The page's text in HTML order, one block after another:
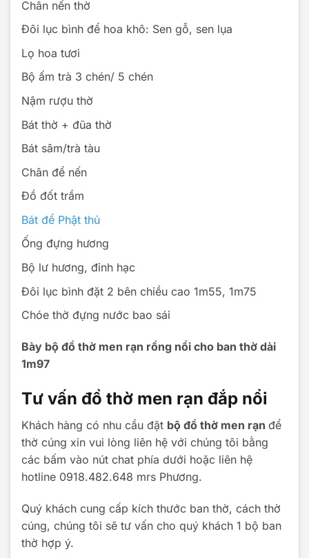
Chân nến thờ
Đôi lục bình để hoa khô: Sen gỗ, sen lụa
Lọ hoa tươi
Bộ ấm trà 3 chén/ 5 chén
Nậm rượu thờ
Bát thờ + đũa thờ
Bát sâm/trà tàu
Chân để nến
Đồ đốt trầm
Bát để Phật thủ
Ống đựng hương
Bộ lư hương, đỉnh hạc
Đôi lục bình đặt 2 bên chiều cao 1m55, 1m75
Chóe thờ đựng nước bao sái
Bày bộ đồ thờ men rạn rồng nổi cho ban thờ dài
1m97
Tư vấn đồ thờ men rạn đắp nổi
Khách hàng có nhu cầu đặt bộ đồ thờ men rạn để
thờ cúng xin vui lòng liên hệ với chúng tôi bằng
các bấm vào nút chat phía dưới hoặc liên hệ
hotline 0918.482.648 mrs Phương.
Quý khách cung cấp kích thước ban thờ, cách thờ
cúng, chúng tôi sẽ tư vấn cho quý khách 1 bộ ban
thờ hợp ý.